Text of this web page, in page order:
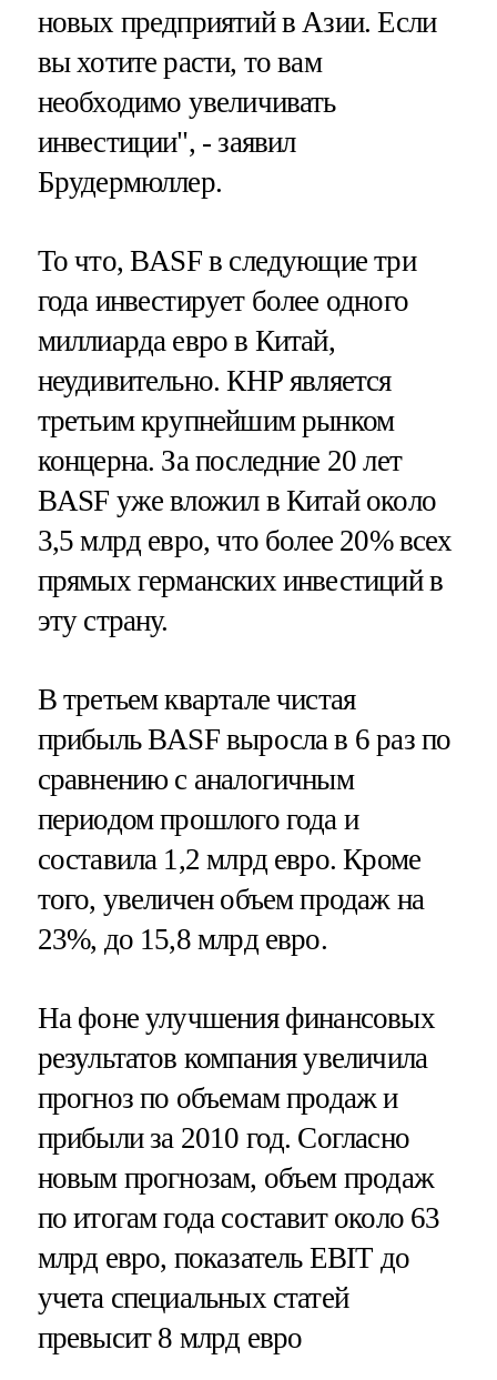
новых предприятий в Азии. Если
вы хотите расти, то вам
необходимо увеличивать
инвестиции", - заявил
Брудермюллер.
То что, BASF в следующие три
года инвестирует более одного
миллиарда евро в Китай,
неудивительно. КНР является
третьим крупнейшим рынком
концерна. За последние 20 лет
BASF уже вложил в Китай около
3,5 млрд евро, что более 20% всех
прямых германских инвестиций в
эту страну.
В третьем квартале чистая
прибыль BASF выросла в 6 раз по
сравнению с аналогичным
периодом прошлого года и
составила 1,2 млрд евро. Кроме
того, увеличен объем продаж на
23%, до 15,8 млрд евро.
На фоне улучшения финансовых
результатов компания увеличила
прогноз по объемам продаж и
прибыли за 2010 год. Согласно
новым прогнозам, объем продаж
по итогам года составит около 63
млрд евро, показатель EBIT до
учета специальных статей
превысит 8 млрд евро